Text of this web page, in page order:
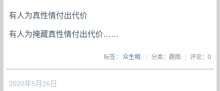
有人为真性情付出代价
有人为掩藏真性情付出代价……
标签： 众生相 | 分类：趣图 | 评论：0
2020年5月26日